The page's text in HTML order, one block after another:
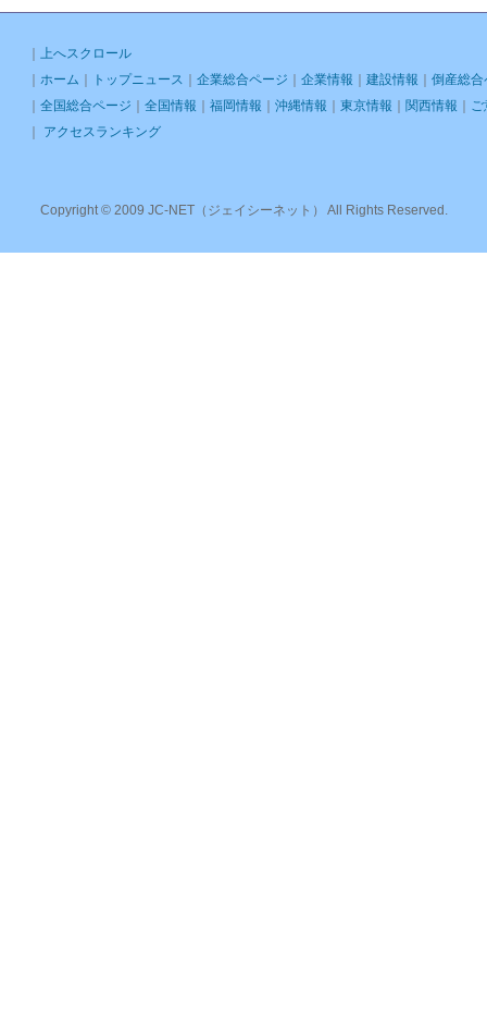
上へスクロール
ホーム トップニュース 企業総合ページ 企業情報 建設情報
倒産総合
全国総合ページ 全国情報 福岡情報 沖縄情報 東京情報 関西情報
ご
アクセスランキング
Copyright © 2009 JC-NET（ジェイシーネット） All Rights Reserved.